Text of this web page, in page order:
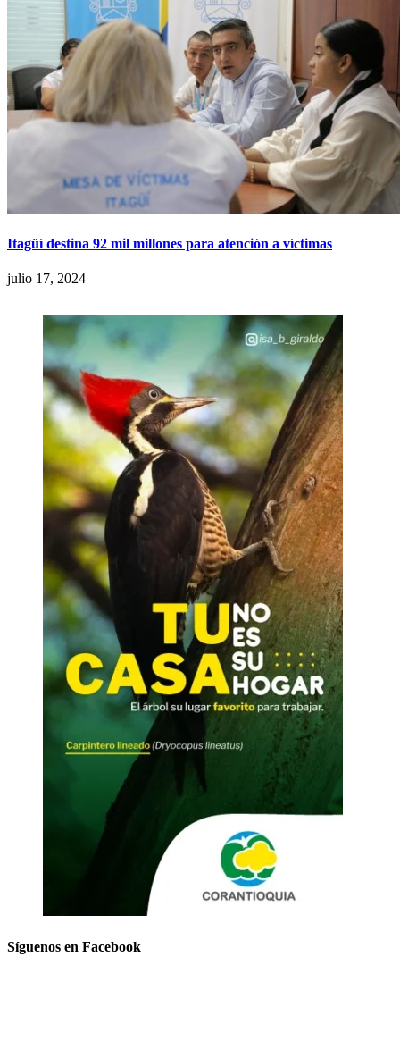
Itagüí destina 92 mil millones para atención a víctimas
julio 17, 2024
Síguenos en Facebook